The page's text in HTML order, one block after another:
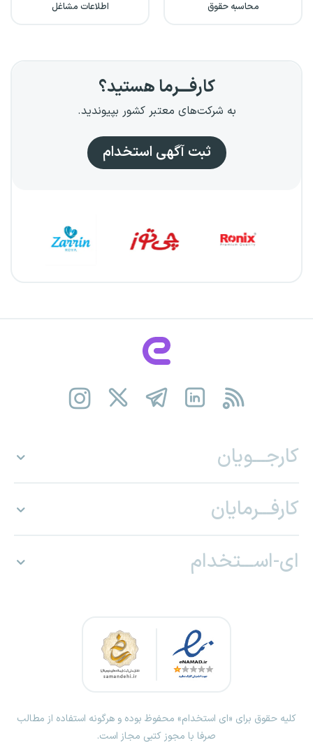
محاسبه حقوق اطلاعات مشاغل
کارفـــرما هستید؟
به شرکت‌های معتبر کشور بپیوندید.
ثبت آگهی استخدام
کارجـــویان
کارفـــرمایان
ای-اســـتخدام
کلیه حقوق برای «ای استخدام» محفوظ بوده و هرگونه استفاده از مطالب
صرفا با مجوز کتبی مجاز است.